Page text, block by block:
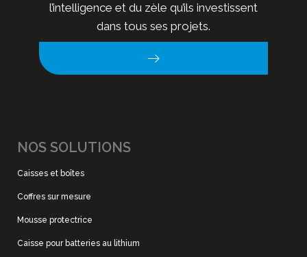
l’intelligence et du zèle qu’ils investissent
dans tous ses projets.
NOS SOLUTIONS
Caisses et boîtes
Coffres sur mesure
Mousse protectrice
Caisse pour batteries au lithium